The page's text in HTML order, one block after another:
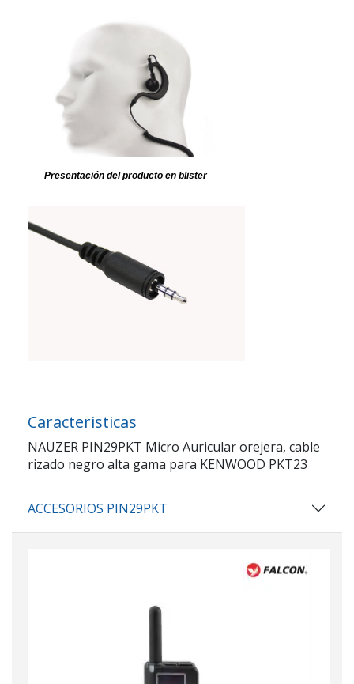
Presentación del producto en blister
Caracteristicas
NAUZER PIN29PKT Micro Auricular orejera, cable
rizado negro alta gama para KENWOOD PKT23
ACCESORIOS PIN29PKT